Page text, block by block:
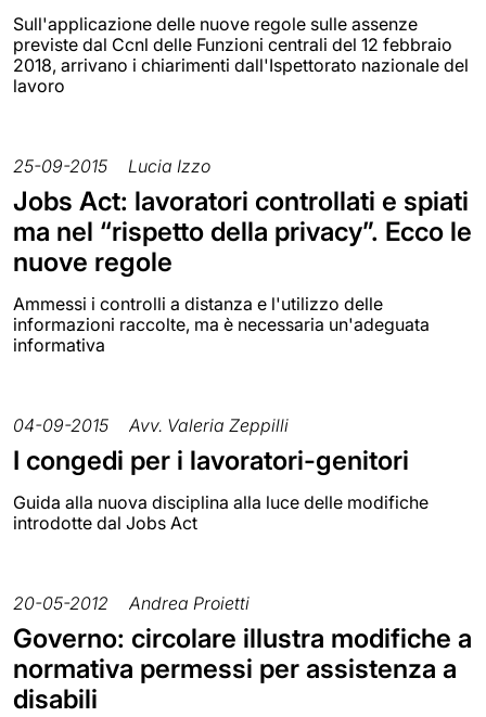
Sull'applicazione delle nuove regole sulle assenze
previste dal Ccnl delle Funzioni centrali del 12 febbraio
2018, arrivano i chiarimenti dall'Ispettorato nazionale del
lavoro
25-09-2015 Lucia Izzo
Jobs Act: lavoratori controllati e spiati
ma nel “rispetto della privacy”. Ecco le
nuove regole
Ammessi i controlli a distanza e l'utilizzo delle
informazioni raccolte, ma è necessaria un'adeguata
informativa
04-09-2015 Avv. Valeria Zeppilli
I congedi per i lavoratori-genitori
Guida alla nuova disciplina alla luce delle modifiche
introdotte dal Jobs Act
20-05-2012 Andrea Proietti
Governo: circolare illustra modifiche a
normativa permessi per assistenza a
disabili